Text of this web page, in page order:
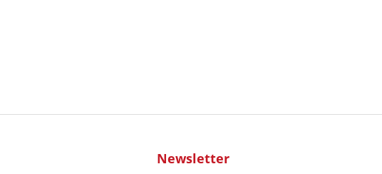
Newsletter